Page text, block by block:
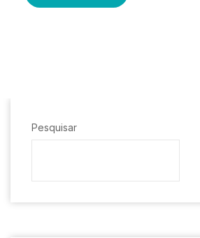
Pesquisar